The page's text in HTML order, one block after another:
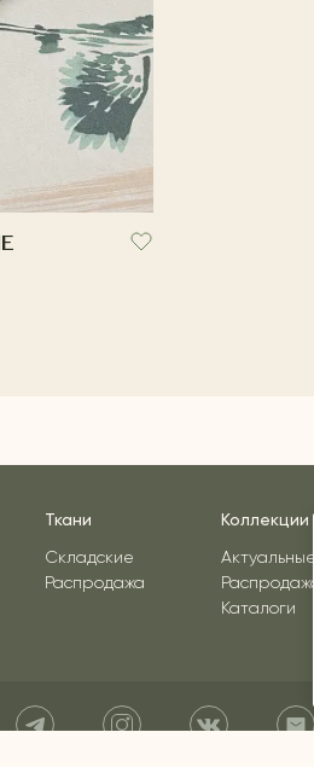
Ткани
Складские
Распродажа
Коллекции
Актуальные
Распродажа
Каталоги